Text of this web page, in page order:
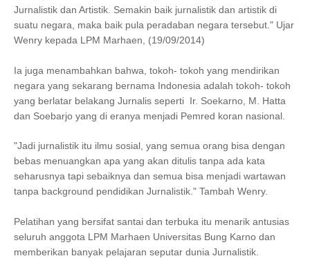
Jurnalistik dan Artistik. Semakin baik jurnalistik dan artistik di
suatu negara, maka baik pula peradaban negara tersebut." Ujar
Wenry kepada LPM Marhaen, (19/09/2014)
Ia juga menambahkan bahwa, tokoh- tokoh yang mendirikan
negara yang sekarang bernama Indonesia adalah tokoh- tokoh
yang berlatar belakang Jurnalis seperti Ir. Soekarno, M. Hatta
dan Soebarjo yang di eranya menjadi Pemred koran nasional.
"Jadi jurnalistik itu ilmu sosial, yang semua orang bisa dengan
bebas menuangkan apa yang akan ditulis tanpa ada kata
seharusnya tapi sebaiknya dan semua bisa menjadi wartawan
tanpa background pendidikan Jurnalistik." Tambah Wenry.
Pelatihan yang bersifat santai dan terbuka itu menarik antusias
seluruh anggota LPM Marhaen Universitas Bung Karno dan
memberikan banyak pelajaran seputar dunia Jurnalistik.